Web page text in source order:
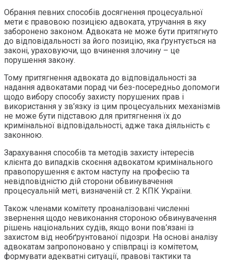
Обрання певних способів досягнення процесуальної
мети є правовою позицією адвоката, утручання в яку
заборонено законом. Адвоката не може бути притягнуто
до відповідальності за його позицію, яка ґрунтується на
законі, ураховуючи, що вчинення злочину – це
порушення закону.
Тому притягнення адвоката до відповідальності за
надання адвокатами порад чи без-посередньо допомоги
щодо вибору способу захисту порушених прав і
використання у зв’язку із цим процесуальних механізмів
не може бути підставою для притягнення їх до
кримінальної відповідальності, адже така діяльність є
законною.
Зарахування способів та методів захисту інтересів
клієнта до випадків скоєння адвокатом кримінального
правопорушення є актом наступу на професію та
невідповідністю дій сторони обвинувачення
процесуальній меті, визначеній ст. 2 КПК України.
Також членами комітету проаналізовані численні
звернення щодо невиконання стороною обвинувачення
рішень національних судів, якщо вони пов’язані із
захистом від необґрунтованої підозри. На основі аналізу
адвокатам запропоновано у співпраці із комітетом,
формувати адекватні ситуації, правові тактики та